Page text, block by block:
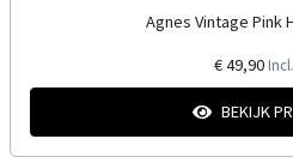
Agnes Vintage Pink
€ 49,90
BEKIJK